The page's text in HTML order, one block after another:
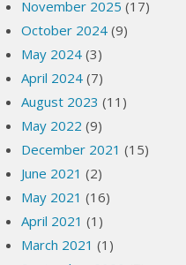
November 2025 (17)
October 2024 (9)
May 2024 (3)
April 2024 (7)
August 2023 (11)
May 2022 (9)
December 2021 (15)
June 2021 (2)
May 2021 (16)
April 2021 (1)
March 2021 (1)